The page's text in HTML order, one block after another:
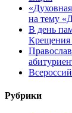
на тему
В день
Крещения
Рубрики